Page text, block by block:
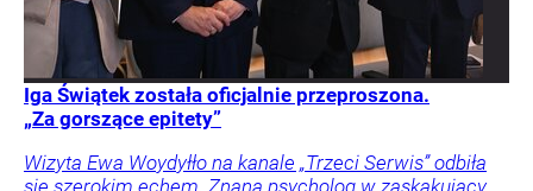
Iga Świątek została oficjalnie przeproszona.
„Za gorszące epitety”
Wizyta Ewa Woydyłło na kanale „Trzeci Serwis” odbiła
się szerokim echem. Znana psycholog w zaskakujący